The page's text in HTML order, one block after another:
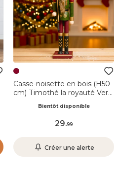
Casse-noisette en bois (H50
cm) Timothé la royauté Vert
Bientôt disponible
29.99
Créer une alerte